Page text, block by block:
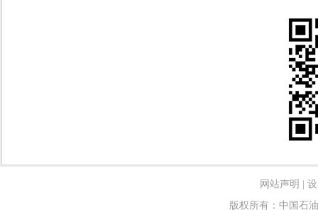
网站声明
版权所有：中国石